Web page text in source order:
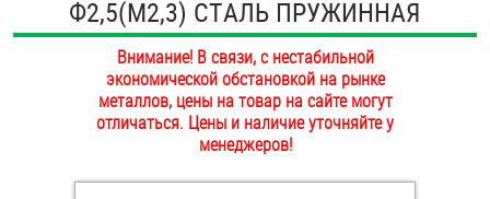
ОПЛАТА И ДОСТАВКА
НАШИ МАГАЗИНЫ
Втулки
Ф2,5(М2,3) СТAЛЬ ПРУЖИННАЯ
Внимание! В связи, с нестабильной
экономической обстановкой на рынке
металлов, цены на товар на сайте могут
отличаться. Цены и наличие уточняйте у
менеджеров!